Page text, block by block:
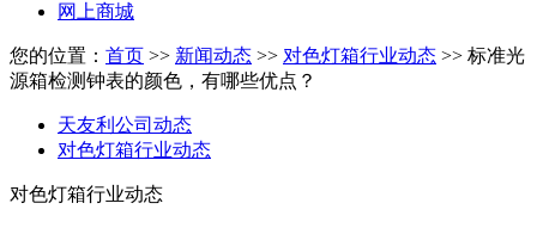
网上商城
您的位置： 首页 >> 新闻动态 >> 对色灯箱行业动态 >> 标准光
源箱检测钟表的颜色，有哪些优点？
天友利公司动态
对色灯箱行业动态
对色灯箱行业动态